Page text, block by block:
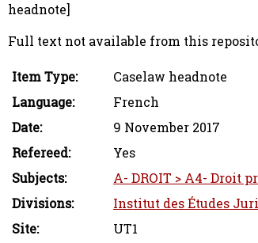
headnote]
Full text not available from this
Item Type:
Caselaw headnote
Language:
French
Date:
9 November 2017
Refereed:
Yes
Subjects:
A- DROIT > A4- Droit
Divisions:
Institut des Études
Site:
UT1